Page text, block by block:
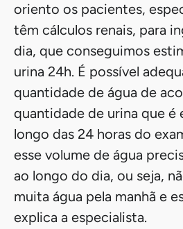
oriento os pacientes,
têm cálculos renais, para
dia, que conseguimos
urina 24h. É possível
quantidade de água de
quantidade de urina que é
longo das 24 horas do
esse volume de água
ao longo do dia, ou seja,
muita água pela manhã e
explica a especialista.